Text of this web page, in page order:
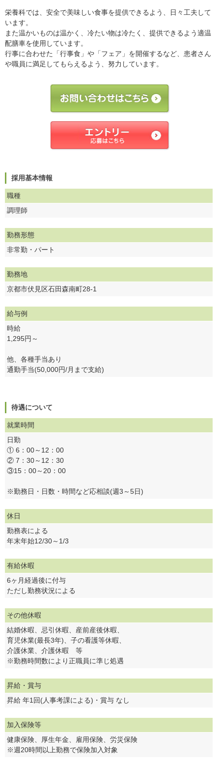
栄養科では、安全で美味しい食事を提供できるよう、日々工夫して
います。
また温かいものは温かく、冷たい物は冷たく、提供できるよう適温
配膳車を使用しています。
行事に合わせた「行事食」や「フェア」を開催するなど、患者さん
や職員に満足してもらえるよう、努力しています。
採用基本情報
職種
調理師
勤務形態
非常勤・パート
勤務地
京都市伏見区石田森南町28-1
給与例
時給
1,295円～
他、各種手当あり
通勤手当(50,000円/月まで支給)
待遇について
就業時間
日勤
① 6：00～12：00
② 7：30～12：30
③15：00～20：00
※勤務日・日数・時間など応相談(週3～5日)
休日
勤務表による
年末年始12/30～1/3
有給休暇
6ヶ月経過後に付与
ただし勤務状況による
その他休暇
結婚休暇、忌引休暇、産前産後休暇、
育児休業(最長3年)、子の看護等休暇、
介護休業、介護休暇 等
※勤務時間数により正職員に準じ処遇
昇給・賞与
昇給 年1回(人事考課による)・賞与 なし
加入保険等
健康保険、厚生年金、雇用保険、労災保険
※週20時間以上勤務で保険加入対象